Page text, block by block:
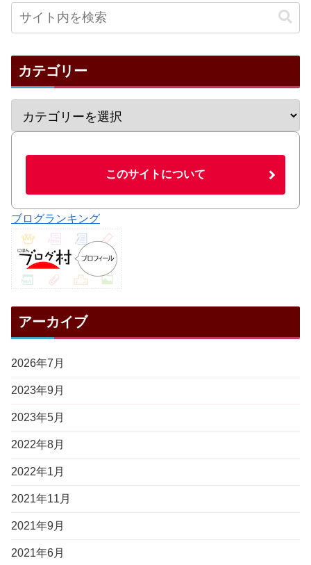
カテゴリー
このサイトについて
ブログランキング
アーカイブ
2026年7月
2023年9月
2023年5月
2022年8月
2022年1月
2021年11月
2021年9月
2021年6月